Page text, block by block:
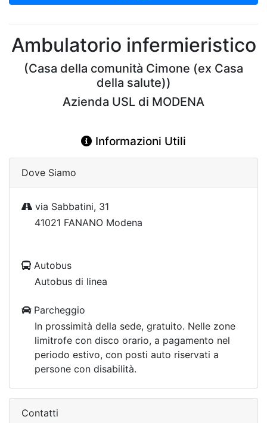
Ambulatorio infermieristico
(Casa della comunità Cimone (ex Casa
della salute))
Azienda USL di MODENA
Informazioni Utili
Dove Siamo
via Sabbatini, 31
41021 FANANO Modena
Autobus
Autobus di linea
Parcheggio
In prossimità della sede, gratuito. Nelle zone
limitrofe con disco orario, a pagamento nel
periodo estivo, con posti auto riservati a
persone con disabilità.
Contatti